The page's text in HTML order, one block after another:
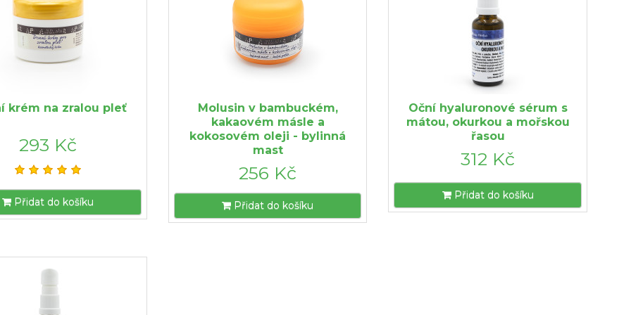
krém na zralou pleť
293 Kč
Přidat do košíku
Molusin v bambuckém,
kakaovém másle a
kokosovém oleji - bylinná
mast
256 Kč
Přidat do košíku
Oční hyaluronové sérum s
mátou, okurkou a mořskou
řasou
312 Kč
Přidat do košíku